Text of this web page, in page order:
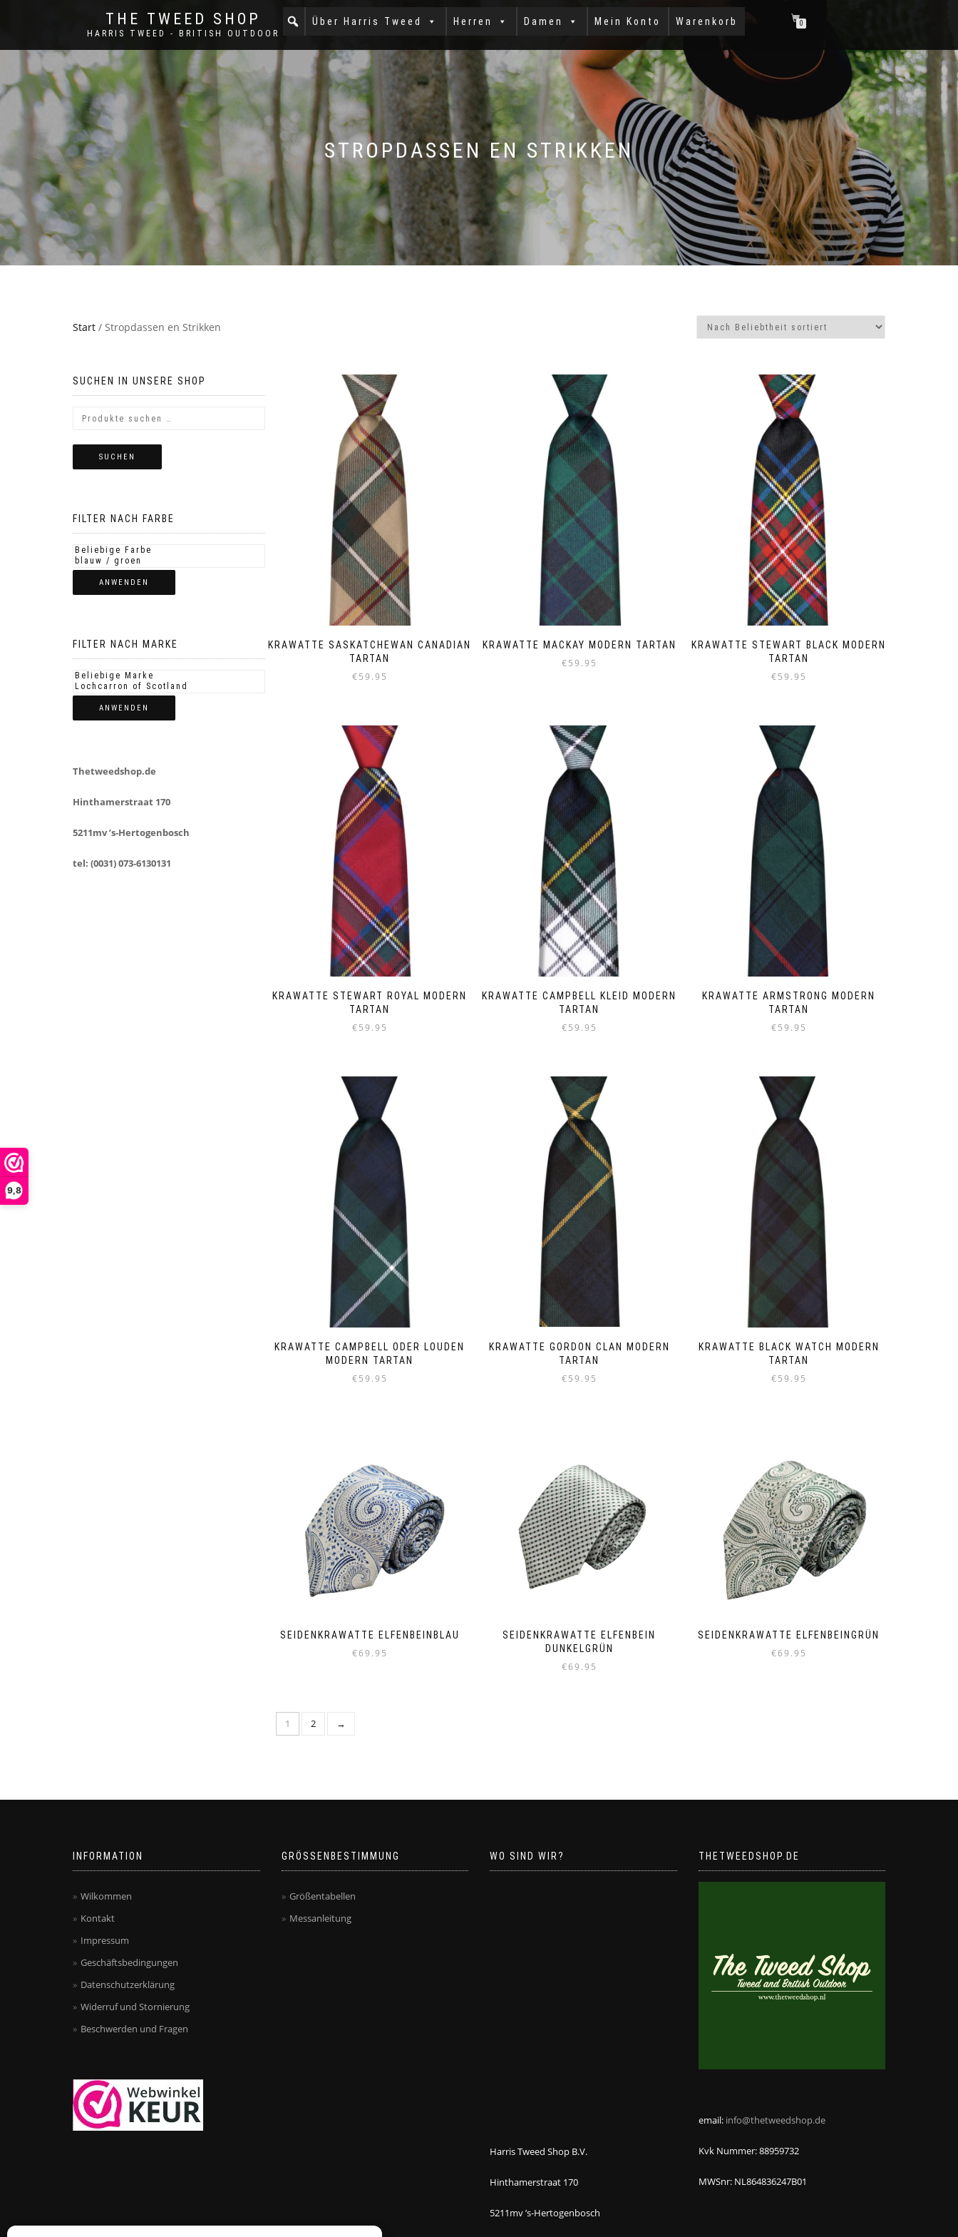
9,8
THE TWEED SHOP
HARRIS TWEED - BRITISH OUTDOOR
Über Harris Tweed Herren Damen Mein Konto Warenkorb 0
STROPDASSEN EN STRIKKEN
Start / Stropdassen en Strikken
KRAWATTE SASKATCHEWAN CANADIAN
TARTAN
€59.95
KRAWATTE MACKAY MODERN TARTAN
€59.95
KRAWATTE STEWART BLACK MODERN
TARTAN
€59.95
KRAWATTE STEWART ROYAL MODERN
TARTAN
€59.95
KRAWATTE CAMPBELL KLEID MODERN
TARTAN
€59.95
KRAWATTE ARMSTRONG MODERN
TARTAN
€59.95
KRAWATTE CAMPBELL ODER LOUDEN
MODERN TARTAN
€59.95
KRAWATTE GORDON CLAN MODERN
TARTAN
€59.95
KRAWATTE BLACK WATCH MODERN
TARTAN
€59.95
SEIDENKRAWATTE ELFENBEINBLAU
€69.95
SEIDENKRAWATTE ELFENBEIN
DUNKELGRÜN
€69.95
SEIDENKRAWATTE ELFENBEINGRÜN
€69.95
1 2 →
SUCHEN IN UNSERE SHOP
SUCHEN
FILTER NACH FARBE
ANWENDEN
FILTER NACH MARKE
ANWENDEN
Thetweedshop.de
Hinthamerstraat 170
5211mv ’s-Hertogenbosch
tel: (0031) 073-6130131
INFORMATION
Wilkommen
Kontakt
Impressum
Geschäftsbedingungen
Datenschutzerklärung
Widerruf und Stornierung
Beschwerden und Fragen
GRÖSSENBESTIMMUNG
Größentabellen
Messanleitung
WO SIND WIR?
Harris Tweed Shop B.V.
Hinthamerstraat 170
5211mv ’s-Hertogenbosch
THETWEEDSHOP.DE
email: info@thetweedshop.de
Kvk Nummer: 88959732
MWSnr: NL864836247B01